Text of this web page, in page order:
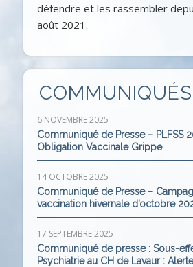
défendre et les rassembler
août 2021.
6 NOVEMBRE 2025
Communiqué de Presse – PLFSS
Obligation Vaccinale Grippe
14 OCTOBRE 2025
Communiqué de Presse –
vaccination hivernale d’octobre
17 SEPTEMBRE 2025
Communiqué de presse : Sous-
Psychiatrie au CH de Lavaur :